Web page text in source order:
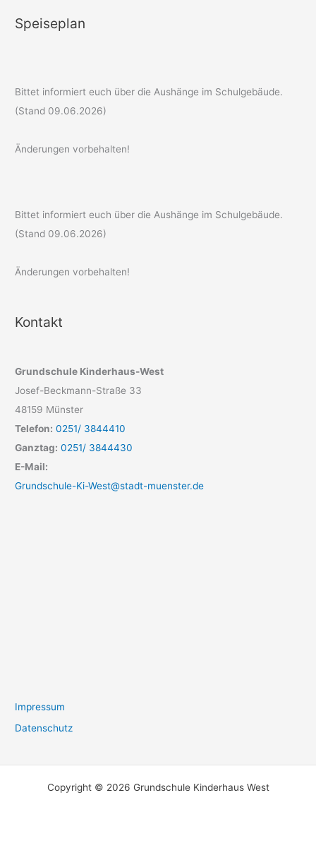
Speiseplan
Bittet informiert euch über die Aushänge im Schulgebäude.
(Stand 09.06.2026)
Änderungen vorbehalten!
Bittet informiert euch über die Aushänge im Schulgebäude.
(Stand 09.06.2026)
Änderungen vorbehalten!
Kontakt
Grundschule Kinderhaus-West
Josef-Beckmann-Straße 33
48159 Münster
Telefon: 0251/ 3844410
Ganztag: 0251/ 3844430
E-Mail:
Grundschule-Ki-West@stadt-muenster.de
Impressum
Datenschutz
Copyright © 2026 Grundschule Kinderhaus West